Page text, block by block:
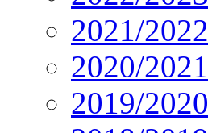
2021/2022
2020/2021
2019/2020